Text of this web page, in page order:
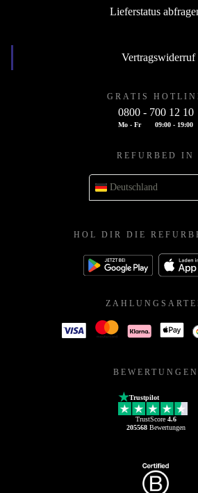
Lieferstatus
Vertragswiderruf
GRATIS
0800 - 700 12 10
Mo - Fr 09:00 - 19:00
REFURBED IN
Deutschland
HOL DIR DIE
BEWERTUNGEN
Trustpilot
TrustScore 4.6
205568Bewertungen